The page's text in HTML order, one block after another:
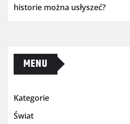
historie można usłyszeć?
MENU
Kategorie
Świat